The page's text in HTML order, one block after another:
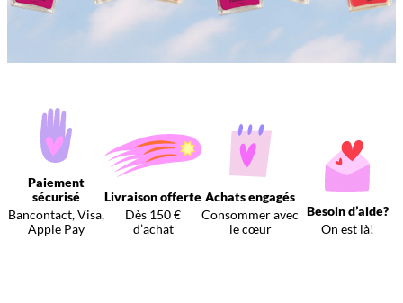
Paiement
sécurisé
Bancontact, Visa,
Apple Pay
Livraison offerte
Dès 150 €
d’achat
Achats engagés
Consommer avec
le cœur
Besoin d’aide?
On est là!